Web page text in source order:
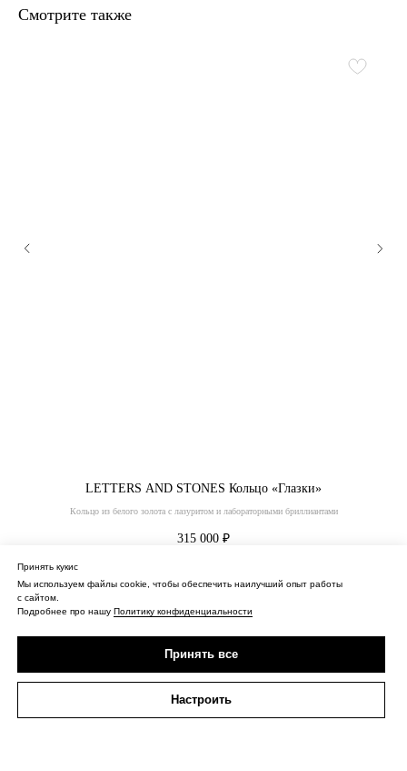
Принять кукис
Мы используем файлы cookie, чтобы обеспечить наилучший опыт работы
с сайтом.
Подробнее про нашу Политику конфиденциальности
Принять все
Настроить
Смотрите также
LETTERS AND STONES Кольцо «Глазки»
Кольцо из белого золота с лазуритом и лабораторными бриллиантами
315 000 ₽